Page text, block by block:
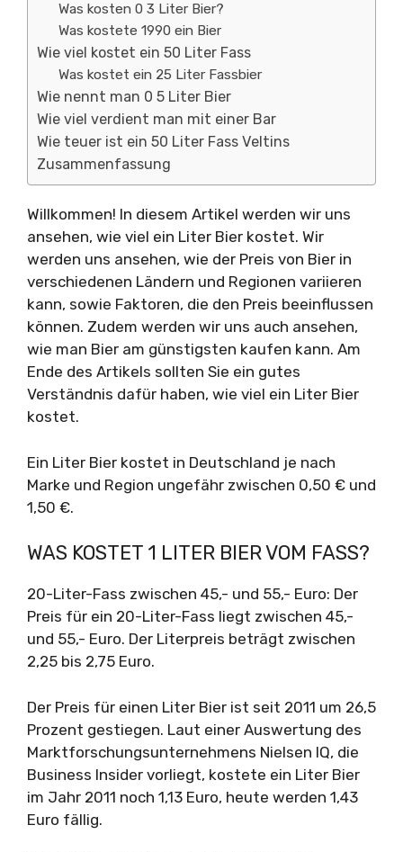
Was kosten 0 3 Liter Bier?
Was kostete 1990 ein Bier
Wie viel kostet ein 50 Liter Fass
Was kostet ein 25 Liter Fassbier
Wie nennt man 0 5 Liter Bier
Wie viel verdient man mit einer Bar
Wie teuer ist ein 50 Liter Fass Veltins
Zusammenfassung
Willkommen! In diesem Artikel werden wir uns
ansehen, wie viel ein Liter Bier kostet. Wir
werden uns ansehen, wie der Preis von Bier in
verschiedenen Ländern und Regionen variieren
kann, sowie Faktoren, die den Preis beeinflussen
können. Zudem werden wir uns auch ansehen,
wie man Bier am günstigsten kaufen kann. Am
Ende des Artikels sollten Sie ein gutes
Verständnis dafür haben, wie viel ein Liter Bier
kostet.
Ein Liter Bier kostet in Deutschland je nach
Marke und Region ungefähr zwischen 0,50 € und
1,50 €.
WAS KOSTET 1 LITER BIER VOM FASS?
20-Liter-Fass zwischen 45,- und 55,- Euro: Der
Preis für ein 20-Liter-Fass liegt zwischen 45,-
und 55,- Euro. Der Literpreis beträgt zwischen
2,25 bis 2,75 Euro.
Der Preis für einen Liter Bier ist seit 2011 um 26,5
Prozent gestiegen. Laut einer Auswertung des
Marktforschungsunternehmens Nielsen IQ, die
Business Insider vorliegt, kostete ein Liter Bier
im Jahr 2011 noch 1,13 Euro, heute werden 1,43
Euro fällig.